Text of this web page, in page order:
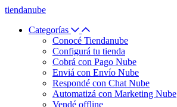
tiendanube
Categorías
Conocé Tiendanube
Configurá tu tienda
Cobrá con Pago Nube
Enviá con Envío Nube
Respondé con Chat Nube
Automatizá con Marketing Nube
Vendé offline